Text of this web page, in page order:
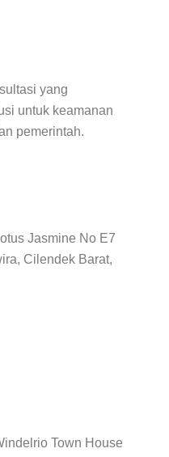
yang
untuk keamanan
pemerintah.
Jasmine No E7
Cilendek Barat,
Town House